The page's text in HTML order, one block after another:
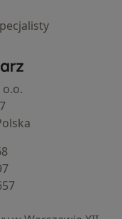
- Strona główna
o.o.